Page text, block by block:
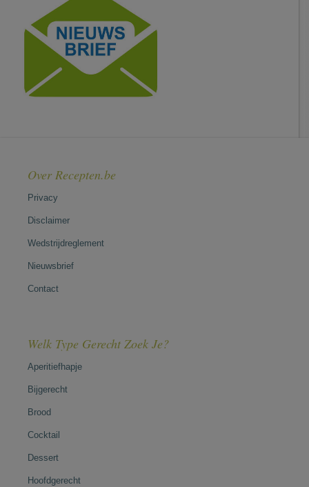
Over Recepten.be
Privacy
Disclaimer
Wedstrijdreglement
Nieuwsbrief
Contact
Welk Type Gerecht Zoek Je?
Aperitiefhapje
Bijgerecht
Brood
Cocktail
Dessert
Hoofdgerecht